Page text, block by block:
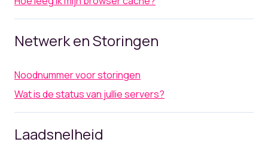
Netwerk en Storingen
Noodnummer voor storingen
Wat is de status van jullie servers?
Laadsnelheid